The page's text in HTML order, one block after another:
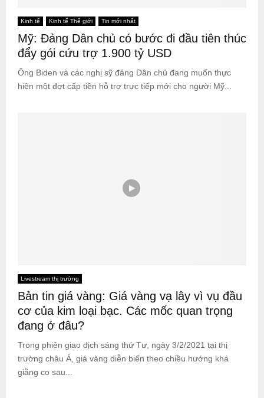
Kinh tế Kinh tế Thế giới Tin mới nhất
Mỹ: Đảng Dân chủ có bước đi đầu tiên thúc
đẩy gói cứu trợ 1.900 tỷ USD
Ông Biden và các nghị sỹ đảng Dân chủ đang muốn thực
hiện một đợt cấp tiền hỗ trợ trực tiếp mới cho người Mỹ...
Livestream thị trường
Bản tin giá vàng: Giá vàng vạ lây vì vụ đầu
cơ của kim loại bạc. Các mốc quan trọng
đang ở đâu?
Trong phiên giao dịch sáng thứ Tư, ngày 3/2/2021 tại thị
trường châu Á, giá vàng diễn biến theo chiều hướng khá
giằng co sau...